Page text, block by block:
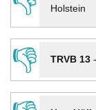
Holstein
👎
TRVB 13-